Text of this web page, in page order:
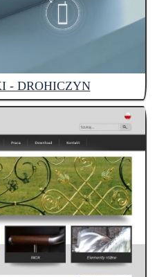
- DROHICZYN